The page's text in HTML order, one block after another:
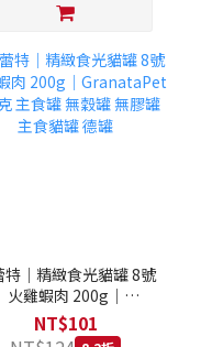
特｜精緻食光貓罐 8號
火雞蝦肉 200g｜
200克 主食罐
罐 無膠罐 主食貓罐 德
NT$101